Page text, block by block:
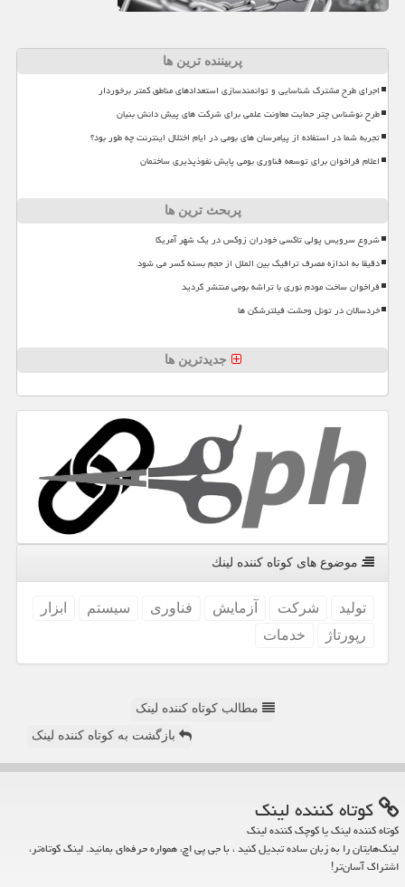
پربیننده ترین ها
اجرای طرح مشترک شناسایی و توانمندسازی استعدادهای مناطق کمتر برخوردار
طرح نوشناس چتر حمایت معاونت علمی برای شرکت های پیش دانش بنیان
تجربه شما در استفاده از پیامرسان های بومی در ایام اختلال اینترنت چه طور بود؟
اعلام فراخوان برای توسعه فناوری بومی پایش نفوذپذیری ساختمان
پربحث ترین ها
شروع سرویس پولی تاکسی خودران زوکس در یک شهر آمریکا
دقیقا به اندازه مصرف ترافیک بین الملل از حجم بسته کسر می شود
فراخوان ساخت مودم نوری با تراشه بومی منتشر گردید
خردسالان در تونل وحشت فیلترشکن ها
جدیدترین ها
موضوع های كوتاه كننده لینك
تولید شركت آزمایش فناوری سیستم
ابزار
رپورتاژ
خدمات
مطالب کوتاه کننده لینک
بازگشت به کوتاه کننده لینک
كوتاه كننده لینك
کوتاه کننده لینک یا کوچک کننده لینک
لینک‌هایتان را به زبان ساده تبدیل کنید ، با جی پی اچ، همواره حرفه‌ای بمانید. لینک کوتاه‌تر،
اشتراک آسان‌تر!